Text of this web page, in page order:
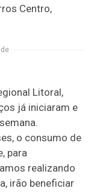
Centro,
Litoral,
já iniciaram e
o consumo de
para
realizando
irão beneficiar